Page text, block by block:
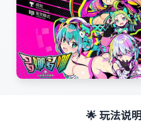
🌟 玩法说明